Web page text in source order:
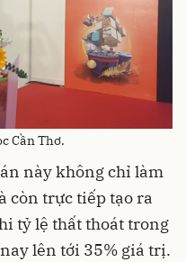
Cần Thơ.
này không chỉ làm
còn trực tiếp tạo ra
tỷ lệ thất thoát trong
lên tới 35% giá trị.